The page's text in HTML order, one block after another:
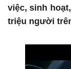
việc, sinh
triệu người